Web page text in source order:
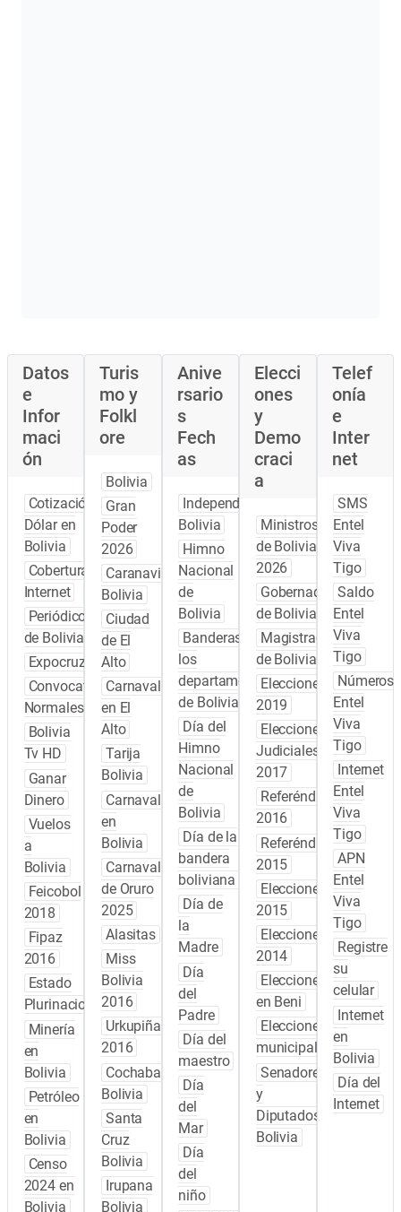
Datos
e
Infor
maci
ón
Cotización
Dólar en
Bolivia
Cobertura
Internet
Periódicos
de Bolivia
Expocruz
Convocatoria
Normales
Bolivia
Tv HD
Ganar
Dinero
Vuelos
a
Bolivia
Feicobol
2018
Fipaz
2016
Estado
Plurinacional
Minería
en
Bolivia
Petróleo
en
Bolivia
Censo
2024 en
Bolivia
Turis
mo y
Folkl
ore
Bolivia
Gran
Poder
2026
Caranavi
Bolivia
Ciudad
de El
Alto
Carnaval
en El
Alto
Tarija
Bolivia
Carnaval
en
Bolivia
Carnaval
de Oruro
2025
Alasitas
Miss
Bolivia
2016
Urkupiña
2016
Cochabamba
Bolivia
Santa
Cruz
Bolivia
Irupana
Bolivia
Anive
rsario
s
Fech
as
Independencia
Bolivia
Himno
Nacional
de
Bolivia
Banderas de
los
departamentos
de Bolivia
Día del
Himno
Nacional
de
Bolivia
Día de la
bandera
boliviana
Día de
la
Madre
Día
del
Padre
Día del
maestro
Día
del
Mar
Día
del
niño
Elecci
ones
y
Demo
craci
a
Ministros
de Bolivia
2026
Gobernadores
de Bolivia
Magistrados
de Bolivia
Elecciones
2019
Elecciones
Judiciales
2017
Referéndum
2016
Referéndum
2015
Elecciones
2015
Elecciones
2014
Elecciones
en Beni
Elecciones
municipales
Senadores
y
Diputados
Bolivia
Telef
onía
e
Inter
net
SMS
Entel
Viva
Tigo
Saldo
Entel
Viva
Tigo
Números
Entel
Viva
Tigo
Internet
Entel
Viva
Tigo
APN
Entel
Viva
Tigo
Registre
su
celular
Internet
en
Bolivia
Día del
Internet